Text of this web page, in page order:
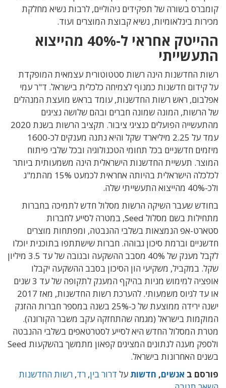
קומברס בשורה של תפקידים ניהוליים, לרבות נשיא מחלקת
מכירות בינלאומיות, נשיא קבוצת המוצרים ועוד.
ההייטק אחראי ל-40% מהייצוא
התעשייתי
רשות החדשנות הינה רשות סטטוטורית עצמאית המופקדת
על קידום חדשנות כמנוף לצמיחה כלכלית בישראל. ד"ר עמי
אפלבום, ראש רשות החדשנות, עומד בראש מועצת המנהלים
של הרשות, המונה שמונה חברים ובהם שלושה נציגים
מהתעשייה הפועלים כנציגי ציבור. תקציב הרשות בשנת 2020
עמד על 2.25 מיליארד שקל והיא נתנה מענקים לכ-1600
מיזמים חדשניים בכל תחומי הטכנולוגיה ובכל שלבי פיתוח
המוצר. תעשיית החדשנות הישראלית הינה משמעותית ביותר
לכלכלה הישראלית בהיותה אחראית לכמעט 15% מהתמ"ג
ולכ-40% מהייצוא התעשייתי שלה.
בחודש שעבר השיקה הרשות מסלול חדש לתמיכה בחברות
מתחילות בשם מסלול Seed, במטרה לסייע לחברות
סטארט-אפ הנמצאות בשלבי ההנבטה, ומפתחות מוצרים
חדשניים וברמת סיכון גבוהה. חברות שישתתפו בתוכנית יוכלו
לקבל מענק של 40% מסבב ההשקעה ובגובה של עד 3.5 מיליון
שקל. במקביל, משקיעי הון הסיכון בסבב ההשקעה יקבלו
אופציה למימוש מניות בהיקף המענק לתקופה של עד 3 שנים
או עד לגיוס משמעותי. להערכת רשות החדשנות, מאז 2017
ישנה ירידה ממוצעת של כ-25% בשנה במספר חברות ההזנק
המוקמות בישראל (מגמה שהתחזקה עקב משבר הקורונה).
מטרת המסלול החדש היא לסייע לסטרטאפים בשלבי ההנבטה
ולספק מענה לנתונים המציגים קפאון מתמשך בהשקעות Seed
בשנים האחרונות בישראל.
פורסם ב אנשים, חדשות על דרור בין, רד, רשות החדשנות